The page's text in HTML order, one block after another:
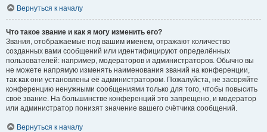
Вернуться к началу
Что такое звание и как я могу изменить его?
Звания, отображаемые под вашим именем, отражают количество
созданных вами сообщений или идентифицируют определённых
пользователей: например, модераторов и администраторов. Обычно вы
не можете напрямую изменять наименования званий на конференции,
так как они установлены её администратором. Пожалуйста, не засоряйте
конференцию ненужными сообщениями только для того, чтобы повысить
своё звание. На большинстве конференций это запрещено, и модератор
или администратор понизят значение вашего счётчика сообщений.
Вернуться к началу